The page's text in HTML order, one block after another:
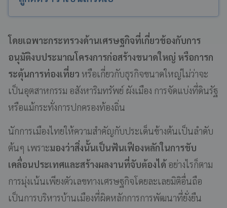
โดยเฉพาะกระทรวงด้านเศรษฐกิจที่เกี่ยวข้องกับการ
อนุมัติงบประมาณโครงการก่อสร้างขนาดใหญ่ หรือการก
ระตุ้นการท่องเที่ยว หรือเกี่ยวกับธุรกิจขนาดใหญ่ไม่ว่าจะ
เป็นอุตสาหกรรม อสังหาริมทรัพย์ ผังเมือง การจัดแบ่งที่ดินรัฐ
หรือแม้กระทั่งการปกครองท้องถิ่น
นักการเมืองไทยให้ความสำคัญกับประเด็นข้างต้นเป็นลำดับ
ต้นๆ เพราะมองว่าสิ่งนั้นเป็นฟันเฟืองหลักในการขับ
เคลื่อนประเทศและสร้างผลงานที่จับต้องได้อย่างไรก็ตาม
การมุ่งเน้นเพียงตัวเลขทางเศรษฐกิจโดยละเลยมิติอื่นถือ
เป็นการบริหารบ้านเมืองที่ผิดหลักการการพัฒนาที่ยั่งยืน